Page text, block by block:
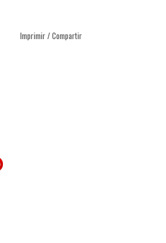
Imprimir / Compartir